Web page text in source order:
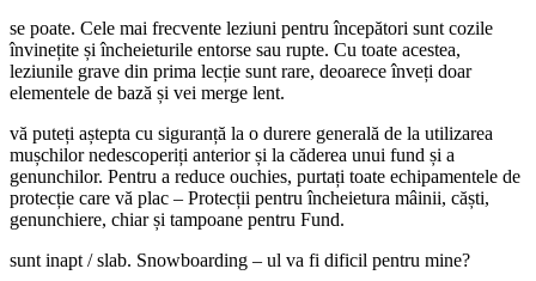
se poate. Cele mai frecvente leziuni pentru începători sunt cozile
învinețite și încheieturile entorse sau rupte. Cu toate acestea,
leziunile grave din prima lecție sunt rare, deoarece înveți doar
elementele de bază și vei merge lent.
vă puteți aștepta cu siguranță la o durere generală de la utilizarea
mușchilor nedescoperiți anterior și la căderea unui fund și a
genunchilor. Pentru a reduce ouchies, purtați toate echipamentele de
protecție care vă plac – Protecții pentru încheietura mâinii, căști,
genunchiere, chiar și tampoane pentru Fund.
sunt inapt / slab. Snowboarding – ul va fi dificil pentru mine?